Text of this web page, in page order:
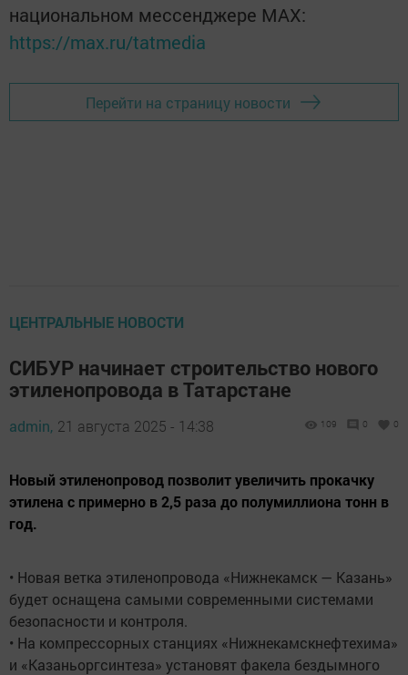
национальном мессенджере MАХ:
https://max.ru/tatmedia
Перейти на страницу новости
ЦЕНТРАЛЬНЫЕ НОВОСТИ
СИБУР начинает строительство нового
этиленопровода в Татарстане
admin, 21 августа 2025 - 14:38 109 0 0
Новый этиленопровод позволит увеличить прокачку
этилена с примерно в 2,5 раза до полумиллиона тонн в
год.
• Новая ветка этиленопровода «Нижнекамск — Казань»
будет оснащена самыми современными системами
безопасности и контроля.
• На компрессорных станциях «Нижнекамскнефтехима»
и «Казаньоргсинтеза» установят факела бездымного